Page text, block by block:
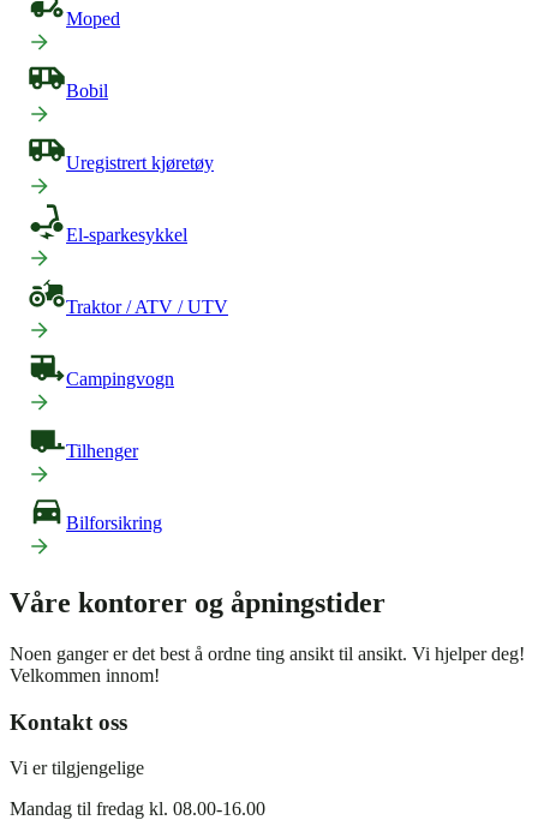
Moped
Bobil
Uregistrert kjøretøy
El-sparkesykkel
Traktor / ATV / UTV
Campingvogn
Tilhenger
Bilforsikring
Våre kontorer og åpningstider
Noen ganger er det best å ordne ting ansikt til ansikt. Vi hjelper deg!
Velkommen innom!
Kontakt oss
Vi er tilgjengelige
Mandag til fredag kl. 08.00-16.00